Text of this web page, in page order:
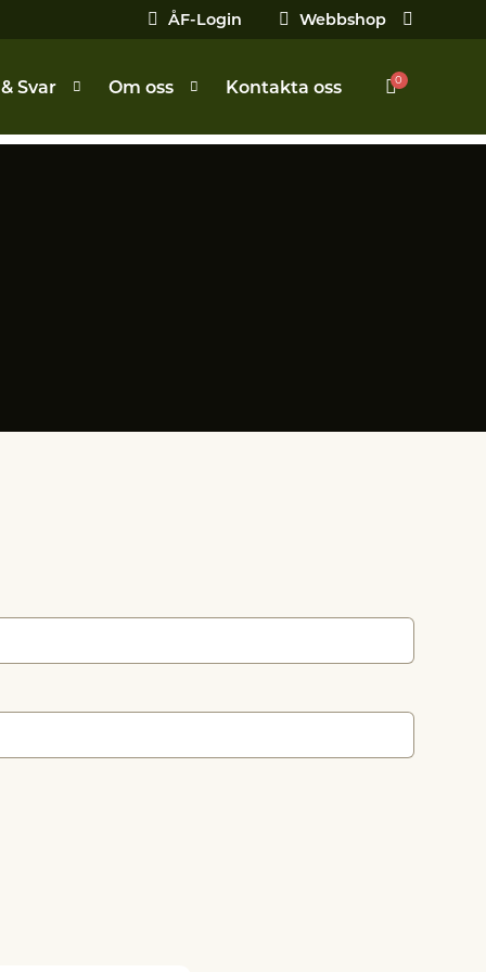
ÅF-Login Webbshop
Svar Om oss Kontakta oss 0